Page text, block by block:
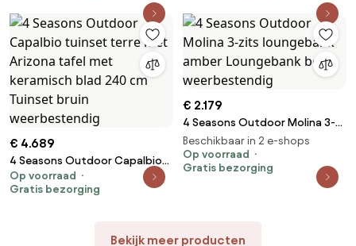
€ 4.689
4 Seasons Outdoor Capalbio
tuinset terre met Arizona tafel
met keramisch blad 240 cm
Op voorraad
Gratis bezorging
€ 2.179
4 Seasons Outdoor Molina 3-
zits loungebank amber
Loungebank beige
weerbestendig
Beschikbaar in 2 e-shops
Op voorraad
Gratis bezorging
Bekijk meer producten